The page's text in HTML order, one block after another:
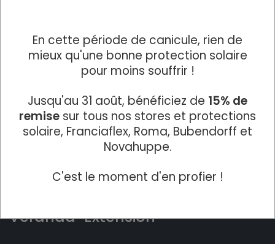
Véranda-Extension
En cette période de canicule, rien de
mieux qu'une bonne protection solaire
pour moins souffrir !
Jusqu'au 31 août, bénéficiez de 15% de
remise sur tous nos stores et protections
solaire, Franciaflex, Roma, Bubendorff et
Novahuppe.
C'est le moment d'en profier !